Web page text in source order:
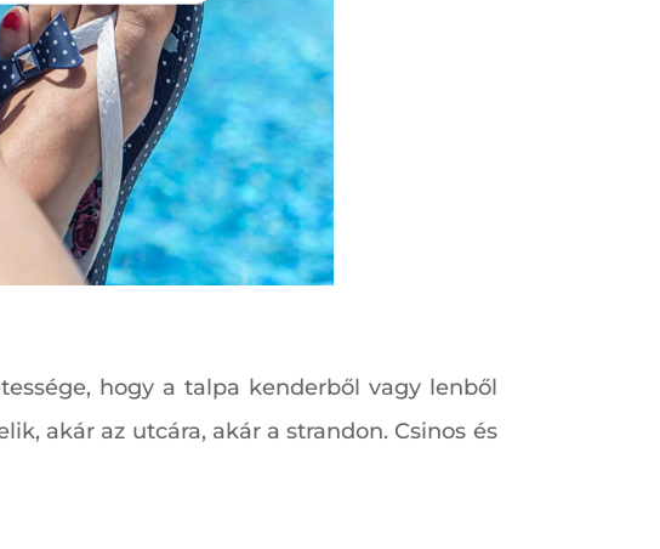
hogy a talpa kenderből vagy lenből
akár az utcára, akár a strandon. Csinos és